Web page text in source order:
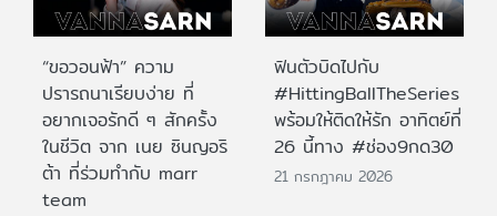
“ขอวอนฟ้า” ความ
ปรารถนาเรียบง่าย ที่
อยากเจอรักดี ๆ สักครั้ง
ในชีวิต จาก เนย ซินญอริ
ต้า ที่ร่วมทำกับ marr
team
ฟินตัวบิดไปกับ
#HittingBallTheSeries
พร้อมให้ติดให้รัก อาทิตย์ที่
26 นี้ทาง #ช่อง9กด30
21 กรกฎาคม 2026